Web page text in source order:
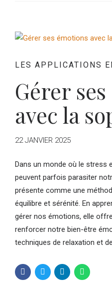
LES APPLICATIONS
Gérer
avec la
22 JANVIER 2025
Dans un monde où le stress
peuvent parfois parasiter
présente comme une
équilibre et sérénité. En
gérer nos émotions, elle
renforcer notre bien-être
techniques de relaxation et